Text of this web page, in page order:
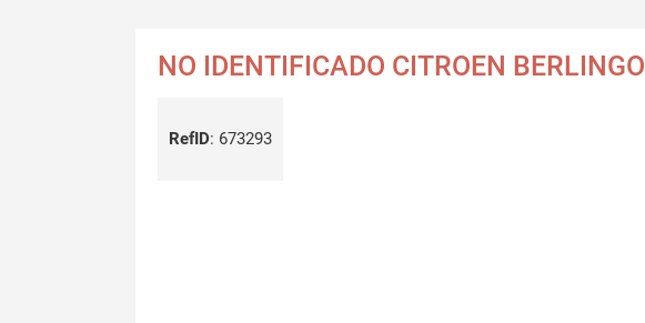
NO IDENTIFICADO CITROEN BERLINGO
RefID: 673293